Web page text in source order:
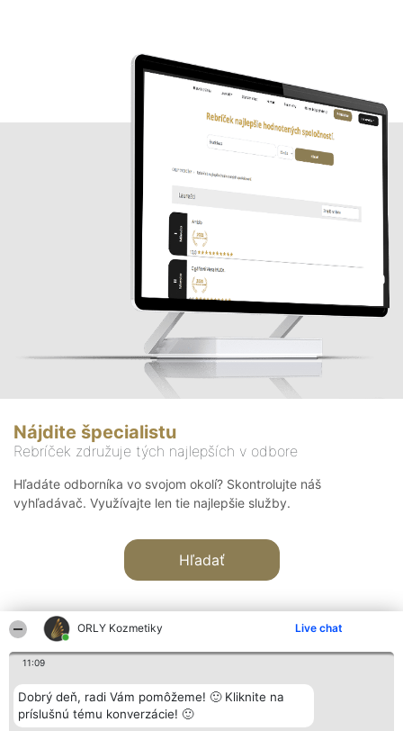
ORLY Kozmetiky Live chat
11:09
Dobrý deň, radi Vám pomôžeme! 🙂 Kliknite na
príslušnú tému konverzácie! 🙂
Nájdite špecialistu
Rebríček združuje tých najlepších v odbore
Hľadáte odborníka vo svojom okolí? Skontrolujte náš
vyhľadávač. Využívajte len tie najlepšie služby.
Hľadať
Organizátor hodnotenia
Bright Side Solutions sp. z o.
o. sp. k.
Hodnotenie
Laureáti
Lista
Kontakt
Kontakt